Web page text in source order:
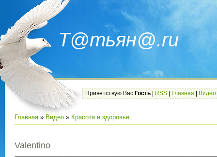
Т@тьян@.ru
Приветствую Вас Гость RSS Главная Видео
Главная » Видео » Красота и здоровье
Valentino